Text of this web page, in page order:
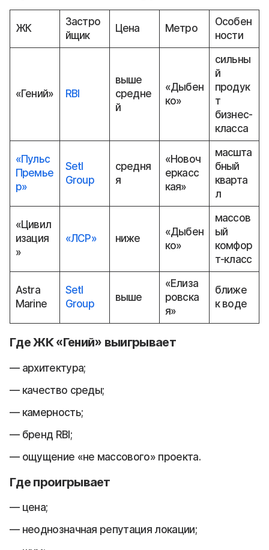
ЖК
Застро
йщик
Цена Метро
Особен
ности
«Гений» RBI
выше
средне
й
«Дыбен
ко»
сильны
й
продук
т
бизнес-
класса
«Пульс
Премье
р»
Setl
Group
средня
я
«Новоч
еркасс
кая»
масшта
бный
кварта
л
«Цивил
изация
»
«ЛСР» ниже
«Дыбен
ко»
массов
ый
комфор
т-класс
Astra
Marine
Setl
Group
выше
«Елиза
ровска
я»
ближе
к воде
Где ЖК «Гений» выигрывает
архитектура;
качество среды;
камерность;
бренд RBI;
ощущение «не массового» проекта.
Где проигрывает
цена;
неоднозначная репутация локации;